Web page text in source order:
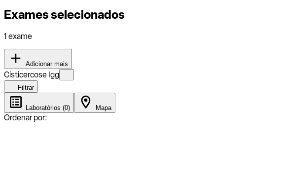
Exames selecionados
1 exame
Adicionar mais
Cisticercose Igg
Filtrar
Laboratórios (0) Mapa
Ordenar por: